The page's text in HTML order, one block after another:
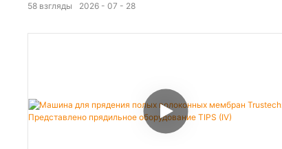
2026 07 28
58 взгляды